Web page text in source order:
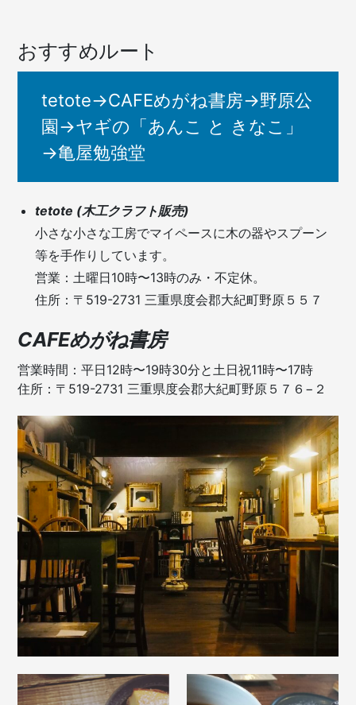
野
原
リ
ア)
おすすめルート
tetote→CAFEめがね書房→野原公
園→ヤギの「あんこ と きなこ」
→亀屋勉強堂
tetote (木工クラフト販売)
小さな小さな工房でマイペースに木の器やスプーン
等を手作りしています。
営業：土曜日10時〜13時のみ・不定休。
住所：〒519-2731 三重県度会郡大紀町野原５５７
CAFEめがね書房
営業時間：平日12時〜19時30分と土日祝11時〜17時
住所：〒519-2731 三重県度会郡大紀町野原５７６−２